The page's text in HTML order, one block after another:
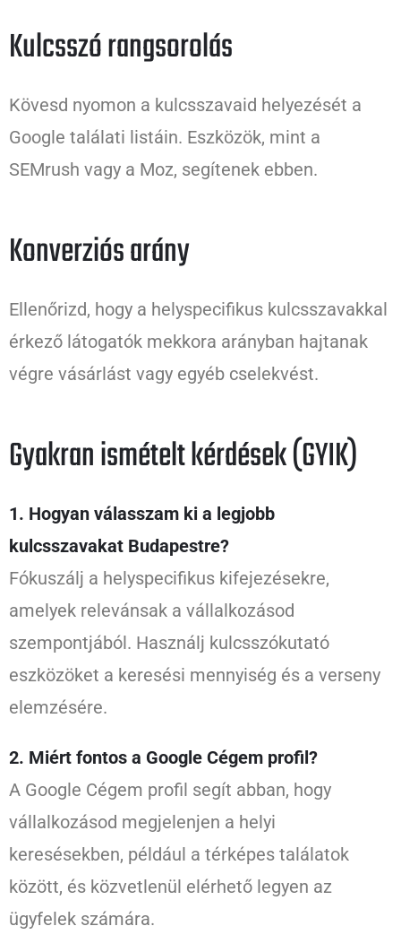
Kulcsszó rangsorolás
Kövesd nyomon a kulcsszavaid helyezését a
Google találati listáin. Eszközök, mint a
SEMrush vagy a Moz, segítenek ebben.
Konverziós arány
Ellenőrizd, hogy a helyspecifikus kulcsszavakkal
érkező látogatók mekkora arányban hajtanak
végre vásárlást vagy egyéb cselekvést.
Gyakran ismételt kérdések (GYIK)
1. Hogyan válasszam ki a legjobb
kulcsszavakat Budapestre?
Fókuszálj a helyspecifikus kifejezésekre,
amelyek relevánsak a vállalkozásod
szempontjából. Használj kulcsszókutató
eszközöket a keresési mennyiség és a verseny
elemzésére.
2. Miért fontos a Google Cégem profil?
A Google Cégem profil segít abban, hogy
vállalkozásod megjelenjen a helyi
keresésekben, például a térképes találatok
között, és közvetlenül elérhető legyen az
ügyfelek számára.